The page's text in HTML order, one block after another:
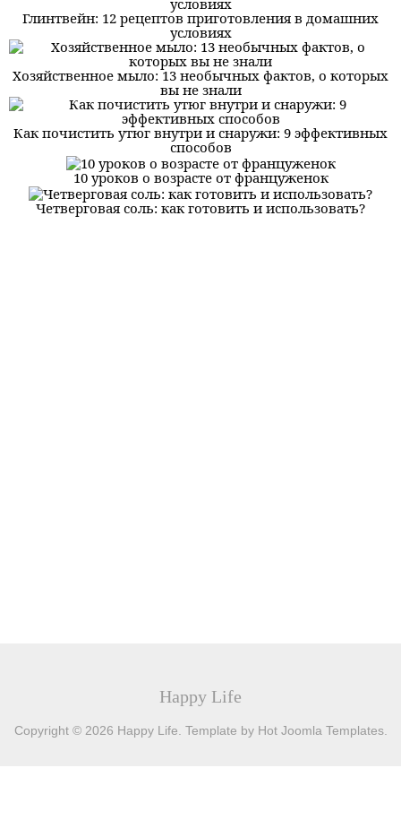
Глинтвейн: 12 рецептов приготовления в домашних
условиях
Хозяйственное мыло: 13 необычных фактов, о которых
вы не знали
Как почистить утюг внутри и снаружи: 9 эффективных
способов
10 уроков о возрасте от француженок
Четверговая соль: как готовить и использовать?
Happy Life
Copyright © 2026 Happy Life. Template by Hot Joomla Templates.